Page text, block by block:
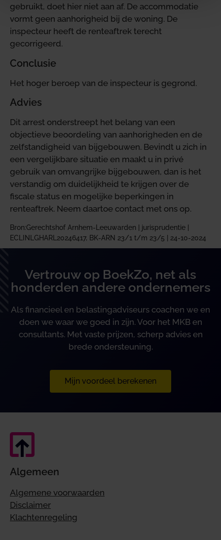
gebruikt, doet hier niet aan af. De accommodatie
vormt geen aanhorigheid bij de woning. De
inspecteur heeft de renteaftrek terecht
gecorrigeerd.
Conclusie
Het hoger beroep van de inspecteur is gegrond.
Advies
Dit arrest onderstreept het belang van een
objectieve beoordeling van aanhorigheden en de
zelfstandigheid van bijgebouwen. Bevindt u zich in
een vergelijkbare situatie en maakt u in privé
gebruik van omvangrijke bijgebouwen, dan is het
verstandig om duidelijkheid te krijgen over de
fiscale status en mogelijke beperkingen in
renteaftrek. Neem daartoe contact met ons op.
Bron:Gerechtshof Arnhem-Leeuwarden | jurisprudentie |
ECLINLGHARL20246417, BK-ARN 23/1 t/m 23/5 | 24-10-2024
Vertrouw op BoekZo, net als
honderden andere ondernemers
Als financieel en belastingadviseurs coachen we en
doen we waar we goed in zijn. Voor het MKB en
consultants. Met vaste prijzen, scherp advies en
brede ondersteuning.
Mijn voordeel berekenen
Algemeen
Algemene voorwaarden
Disclaimer
Klachtenregeling